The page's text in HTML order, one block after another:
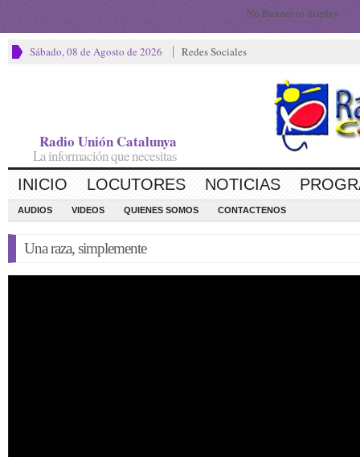
No Banner to display
Sábado, 08 de Agosto de 2026 Redes Sociales
Radio Unión Catalunya
La información que necesitas
INICIO LOCUTORES NOTICIAS
AUDIOS VIDEOS QUIENES SOMOS CONTACTENOS
Una raza, simplemente